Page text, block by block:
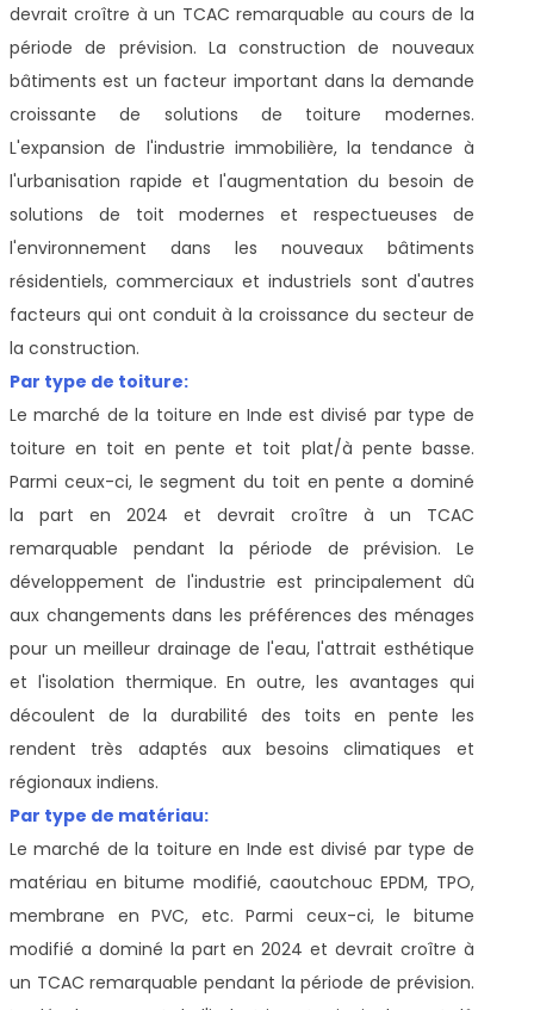
devrait croître à un TCAC remarquable au cours de la
période de prévision. La construction de nouveaux
bâtiments est un facteur important dans la demande
croissante de solutions de toiture modernes.
L'expansion de l'industrie immobilière, la tendance à
l'urbanisation rapide et l'augmentation du besoin de
solutions de toit modernes et respectueuses de
l'environnement dans les nouveaux bâtiments
résidentiels, commerciaux et industriels sont d'autres
facteurs qui ont conduit à la croissance du secteur de
la construction.
Par type de toiture:
Le marché de la toiture en Inde est divisé par type de
toiture en toit en pente et toit plat/à pente basse.
Parmi ceux-ci, le segment du toit en pente a dominé
la part en 2024 et devrait croître à un TCAC
remarquable pendant la période de prévision. Le
développement de l'industrie est principalement dû
aux changements dans les préférences des ménages
pour un meilleur drainage de l'eau, l'attrait esthétique
et l'isolation thermique. En outre, les avantages qui
découlent de la durabilité des toits en pente les
rendent très adaptés aux besoins climatiques et
régionaux indiens.
Par type de matériau:
Le marché de la toiture en Inde est divisé par type de
matériau en bitume modifié, caoutchouc EPDM, TPO,
membrane en PVC, etc. Parmi ceux-ci, le bitume
modifié a dominé la part en 2024 et devrait croître à
un TCAC remarquable pendant la période de prévision.